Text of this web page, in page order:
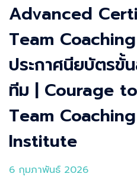
Advanced
Team
ประกาศนียบัตรขั้
ทีม | Courage
Team
Institute
6 กุมภาพันธ์ 2026